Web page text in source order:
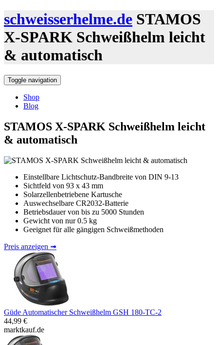
schweisserhelme.de STAMOS
X-SPARK Schweißhelm leicht
& automatisch
Toggle navigation
Shop
Blog
STAMOS X-SPARK Schweißhelm leicht
& automatisch
Einstellbare Lichtschutz-Bandbreite von DIN 9-13
Sichtfeld von 93 x 43 mm
Solarzellenbetriebene Kartusche
Auswechselbare CR2032-Batterie
Betriebsdauer von bis zu 5000 Stunden
Gewicht von nur 0.5 kg
Geeignet für alle gängigen Schweißmethoden
Preis anzeigen ➟
Güde Automatischer Schweißhelm GSH 180-TC-2
44,99 €
marktkauf.de